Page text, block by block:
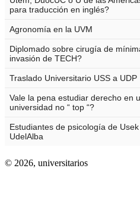
© 2026, universitarios